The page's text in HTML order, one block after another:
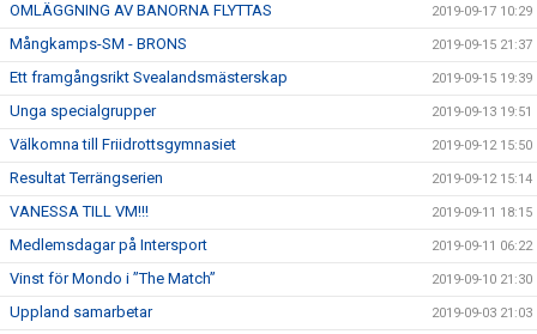
OMLÄGGNING AV BANORNA FLYTTAS 2019-09-17 10:29
Mångkamps-SM - BRONS 2019-09-15 21:37
Ett framgångsrikt Svealandsmästerskap 2019-09-15 19:39
Unga specialgrupper 2019-09-13 19:51
Välkomna till Friidrottsgymnasiet 2019-09-12 15:50
Resultat Terrängserien 2019-09-12 15:14
VANESSA TILL VM!!! 2019-09-11 18:15
Medlemsdagar på Intersport 2019-09-11 06:22
Vinst för Mondo i ”The Match” 2019-09-10 21:30
Uppland samarbetar 2019-09-03 21:03